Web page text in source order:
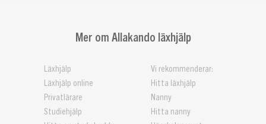
Mer om Allakando läxhjälp
Läxhjälp
Läxhjälp online
Privatlärare
Studiehjälp
Vi rekommenderar:
Hitta läxhjälp
Nanny
Hitta nanny